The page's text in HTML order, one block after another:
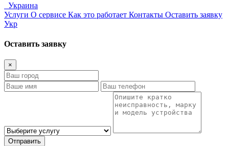
Украина
Услуги О сервисе Как это работает Контакты Оставить заявку
Укр
Оставить заявку
×
Отправить